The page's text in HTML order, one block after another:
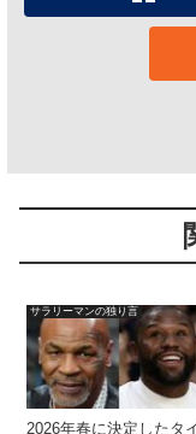
サラリーマンの独り言
2026年春に決定したタ